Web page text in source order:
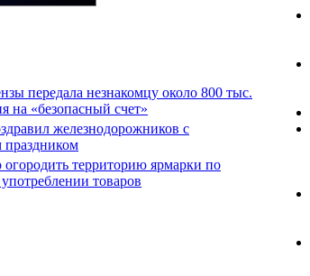
передала незнакомцу около 800 тыс.
на «безопасный счет»
железнодорожников с
территорию ярмарки по
товаров